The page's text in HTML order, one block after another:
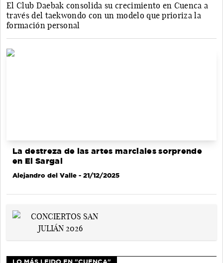
El Club Daebak consolida su crecimiento en Cuenca a
través del taekwondo con un modelo que prioriza la
formación personal
La destreza de las artes marciales sorprende
en El Sargal
Alejandro del Valle - 21/12/2025
LO MÁS LEIDO EN "CUENCA"